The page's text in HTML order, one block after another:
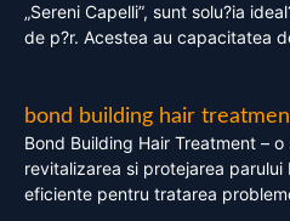
„Sereni Capelli”, sunt solu?ia
de p?r. Acestea au capacitatea
bond building hair
Bond Building Hair Treatment –
revitalizarea si protejarea
eficiente pentru tratarea